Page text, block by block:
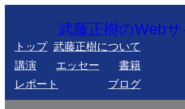
を
ス
キ
武藤正樹のWebサ
トップ 武藤正樹について
講演
エッセー
書籍
レポート
ブログ